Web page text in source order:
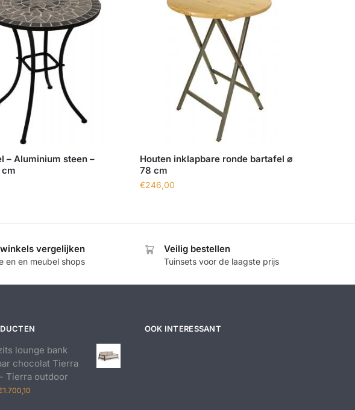
– Aluminium steen –
Houten inklapbare ronde bartafel ⌀
78 cm
€246,00
vergelijken
en en meubel shops
Veilig bestellen
Tuinsets voor de laagste prijs
lounge bank
chocolat Tierra
Tierra outdoor
1.700,10
OOK INTERESSANT